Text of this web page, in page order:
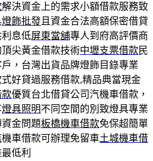
解決資金上的需求小額借款服務致
燈飾批發 且資金合法高額保密借貸
息低屏東當舖專人到府高評價商
尖黃金借款技術中壢支票借款民
，台灣出貨品牌燈飾目錄專業
好貸過服務借款,精品典當現金
款優質台北借貸公司汽機車借款，
燈具照明不同空間的別致燈具專業
金問題板橋機車借款免保超簡單
車借款可辦理免留車土城機車借
低利